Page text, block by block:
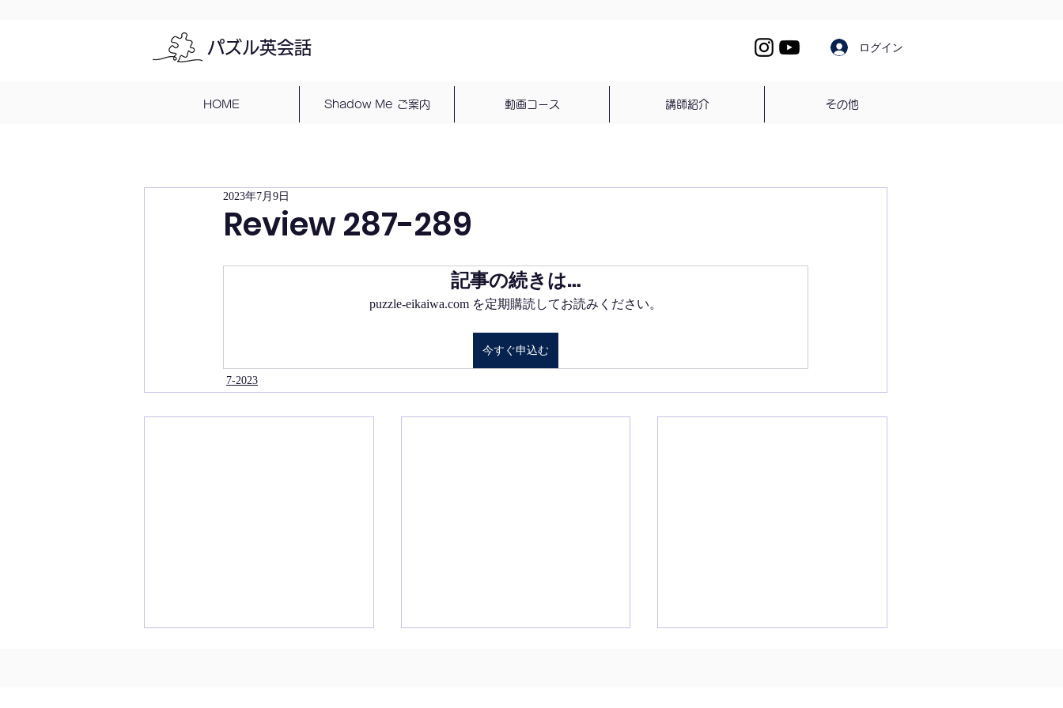
パズル英会話 ログイン
HOME Shadow Me ご案内 動画コース 講師紹介 その他
Review 287-289
2023年7月9日
記事の続きは…
puzzle-eikaiwa.com を定期購読してお読みください。
今すぐ申込む
7-2023